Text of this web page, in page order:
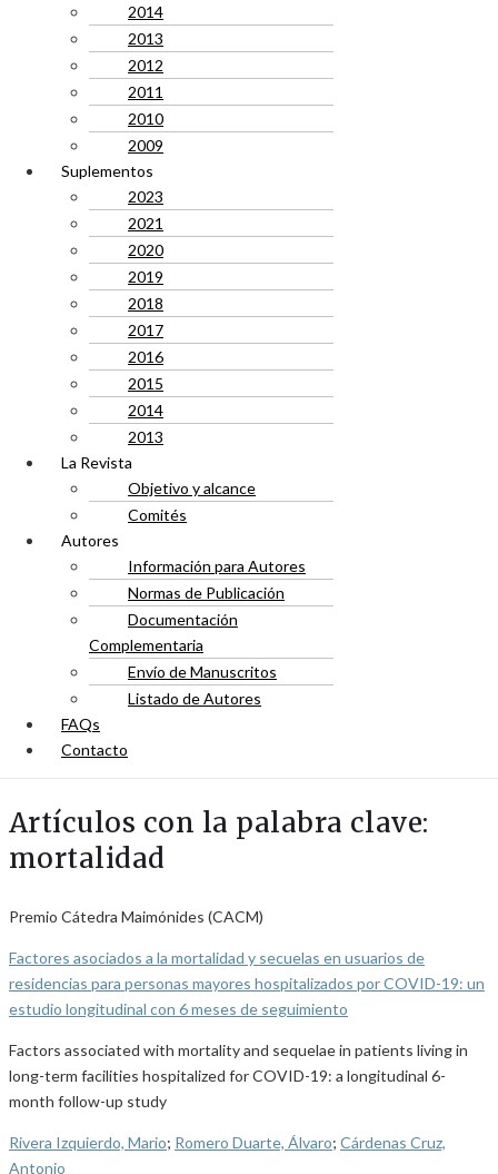
2014
2013
2012
2011
2010
2009
Suplementos
2023
2021
2020
2019
2018
2017
2016
2015
2014
2013
La Revista
Objetivo y alcance
Comités
Autores
Información para Autores
Normas de Publicación
Documentación
Complementaria
Envío de Manuscritos
Listado de Autores
FAQs
Contacto
Artículos con la palabra clave:
mortalidad
Premio Cátedra Maimónides (CACM)
Factores asociados a la mortalidad y secuelas en usuarios de
residencias para personas mayores hospitalizados por COVID-19: un
estudio longitudinal con 6 meses de seguimiento
Factors associated with mortality and sequelae in patients living in
long-term facilities hospitalized for COVID-19: a longitudinal 6-
month follow-up study
Rivera Izquierdo, Mario; Romero Duarte, Álvaro; Cárdenas Cruz,
Antonio